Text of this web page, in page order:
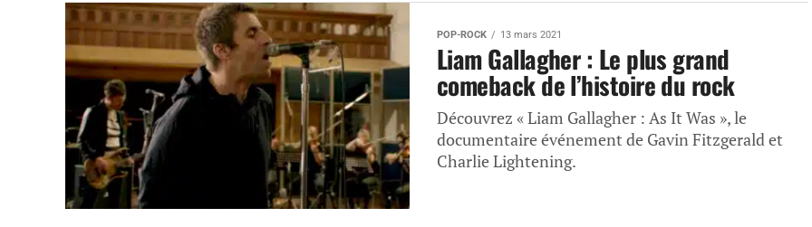
POP-ROCK 13 mars 2021
Liam Gallagher : Le plus grand
comeback de l’histoire du rock
Découvrez « Liam Gallagher : As It Was », le
documentaire événement de Gavin Fitzgerald et
Charlie Lightening.